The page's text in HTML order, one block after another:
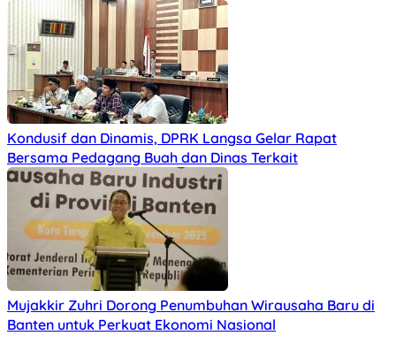
Kondusif dan Dinamis, DPRK Langsa Gelar Rapat
Bersama Pedagang Buah dan Dinas Terkait
Mujakkir Zuhri Dorong Penumbuhan Wirausaha Baru di
Banten untuk Perkuat Ekonomi Nasional